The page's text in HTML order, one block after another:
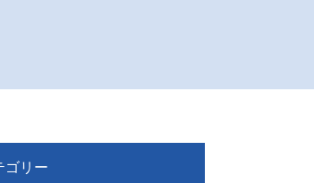
ゴリー